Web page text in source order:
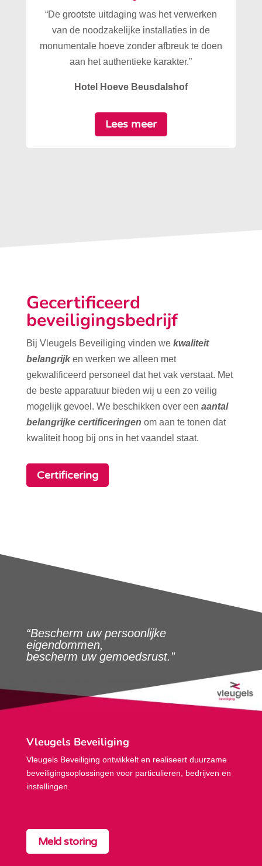
“De grootste uitdaging was het verwerken
van de noodzakelijke installaties in de
monumentale hoeve zonder afbreuk te doen
aan het authentieke karakter.”
Hotel Hoeve Beusdalshof
Lees meer
Gecertificeerd
beveiligingsbedrijf
Bij Vleugels Beveiliging vinden we kwaliteit
belangrijk en werken we alleen met
gekwalificeerd personeel dat het vak verstaat. Met
de beste apparatuur bieden wij u een zo veilig
mogelijk gevoel. We beschikken over een aantal
belangrijke certificeringen om aan te tonen dat
kwaliteit hoog bij ons in het vaandel staat.
Certificering
“Bescherm uw persoonlijke
eigendommen,
bescherm uw gemoedsrust.”
Vleugels Beveiliging
Vleugels Beveiliging ontwikkelt en realiseert duurzame
beveiligings­oplossingen voor particulieren, bedrijven en
instellingen.
Meld storing